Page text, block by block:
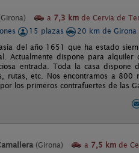
a 7,3 km de Cervia de
15 plazas
20 km de Girona
del año 1651 que ha estado
Actualmente dispone para
entrada. Toda la casa dispone
rutas, etc. Nos encontramos a
los primeros contrafuertes de las
(Girona) a 7,5 km de